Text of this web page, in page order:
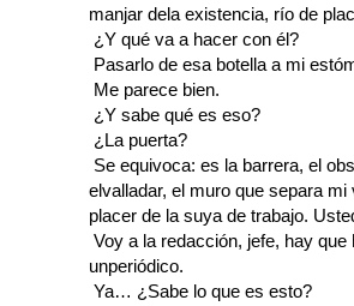
manjar dela existencia, río de
 ¿Y qué va a hacer con él?
 Pasarlo de esa botella a mi
 Me parece bien.
 ¿Y sabe qué es eso?
 ¿La puerta?
 Se equivoca: es la barrera, el
elvalladar, el muro que separa mi
placer de la suya de trabajo.
 Voy a la redacción, jefe, hay que
unperiódico.
 Ya… ¿Sabe lo que es esto?